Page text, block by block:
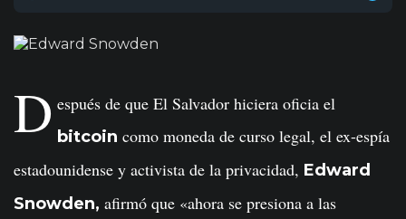
D espués de que El Salvador hiciera oficia el
bitcoin como moneda de curso legal, el ex-espía
estadounidense y activista de la privacidad, Edward
Snowden, afirmó que «ahora se presiona a las